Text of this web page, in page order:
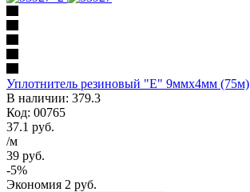
Уплотнитель резиновый "Е" 9ммх4мм (75м)
В наличии: 379.3
Код: 00765
37.1 руб.
/м
39 руб.
-5%
Экономия 2 руб.